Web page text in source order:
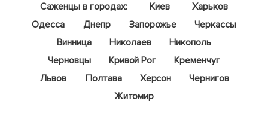
Саженцы в городах: Киев
Харьков
Одесса
Днепр Запорожье
Черкассы
Винница
Николаев
Никополь
Черновцы
Кривой Рог
Кременчуг
Львов
Полтава Херсон
Чернигов
Житомир